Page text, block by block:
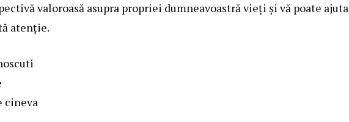
valoroasă asupra propriei dumneavoastră vieți și vă poate ajuta
atenție.
cineva